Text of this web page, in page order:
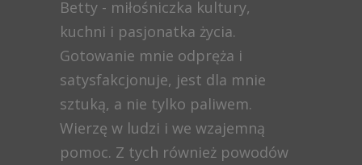
Betty - miłośniczka kultury,
kuchni i pasjonatka życia.
Gotowanie mnie odpręża i
satysfakcjonuje, jest dla mnie
sztuką, a nie tylko paliwem.
Wierzę w ludzi i we wzajemną
pomoc. Z tych również powodów